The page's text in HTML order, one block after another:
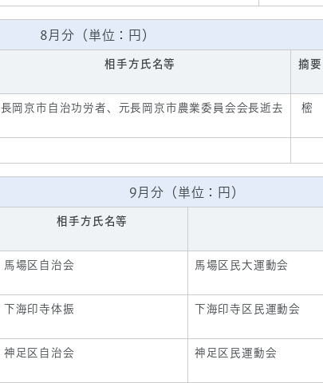
8月分（単位：円）
相手方氏名等 摘要
長岡京市自治功労者、元長岡京市農業委員会会長逝去 樒
9月分（単位：円）
相手方氏名等
馬場区自治会 馬場区民大運動会
下海印寺体振 下海印寺区民運動会
神足区自治会 神足区民運動会